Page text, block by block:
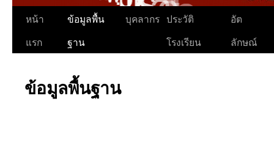
หน้า
แรก
ข้อมูลพื้น
ฐาน
บุคลากร ประวัติ
โรงเรียน
อัต
ลักษณ์
ข้อมูลพื้นฐาน